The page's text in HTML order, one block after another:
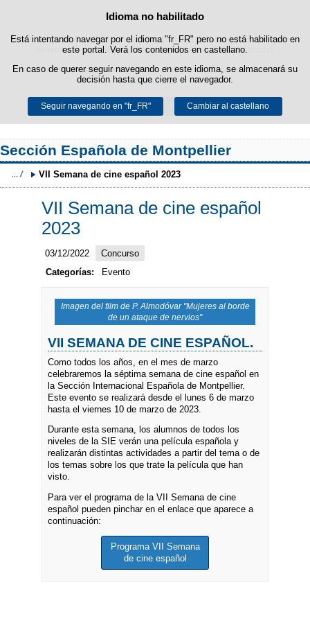
Política de cookies
Esta web utiliza cookies propias para facilitar la navegación y cookies
de terceros para obtener estadísticas de uso y satisfacción.
Puede obtener más información en el apartado "Cookies" de nuestro
aviso legal.
Aceptar Rechazar
Idioma no habilitado
Está intentando navegar por el idioma "fr_FR" pero no está habilitado en
este portal. Verá los contenidos en castellano.
En caso de querer seguir navegando en este idioma, se almacenará su
decisión hasta que cierre el navegador.
Seguir navegando en "fr_FR" Cambiar al castellano
Saltar al contenido
Sección Española de Montpellier
VII Semana de cine español 2023
VII Semana de cine español
2023
03/12/2022
Concurso
Categorías:
Evento
Imagen del film de P. Almodóvar "Mujeres al borde
de un ataque de nervios"
VII SEMANA DE CINE ESPAÑOL.
Como todos los años, en el mes de marzo
celebraremos la séptima semana de cine español en
la Sección Internacional Española de Montpellier.
Este evento se realizará desde el lunes 6 de marzo
hasta el viernes 10 de marzo de 2023.
Durante esta semana, los alumnos de todos los
niveles de la SIE verán una película española y
realizarán distintas actividades a partir del tema o de
los temas sobre los que trate la película que han
visto.
Para ver el programa de la VII Semana de cine
español pueden pinchar en el enlace que aparece a
continuación:
Programa VII Semana
de cine español